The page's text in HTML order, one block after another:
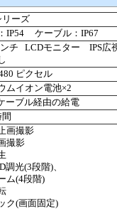
リーズ
IP54 ケーブル：IP67
ンチ LCDモニター IPS広
ピクセル
ムイオン電池×2
ーブル経由の給電
画撮影
撮影
調光(3段階)、
ム(4段階)
ク(画面固定)